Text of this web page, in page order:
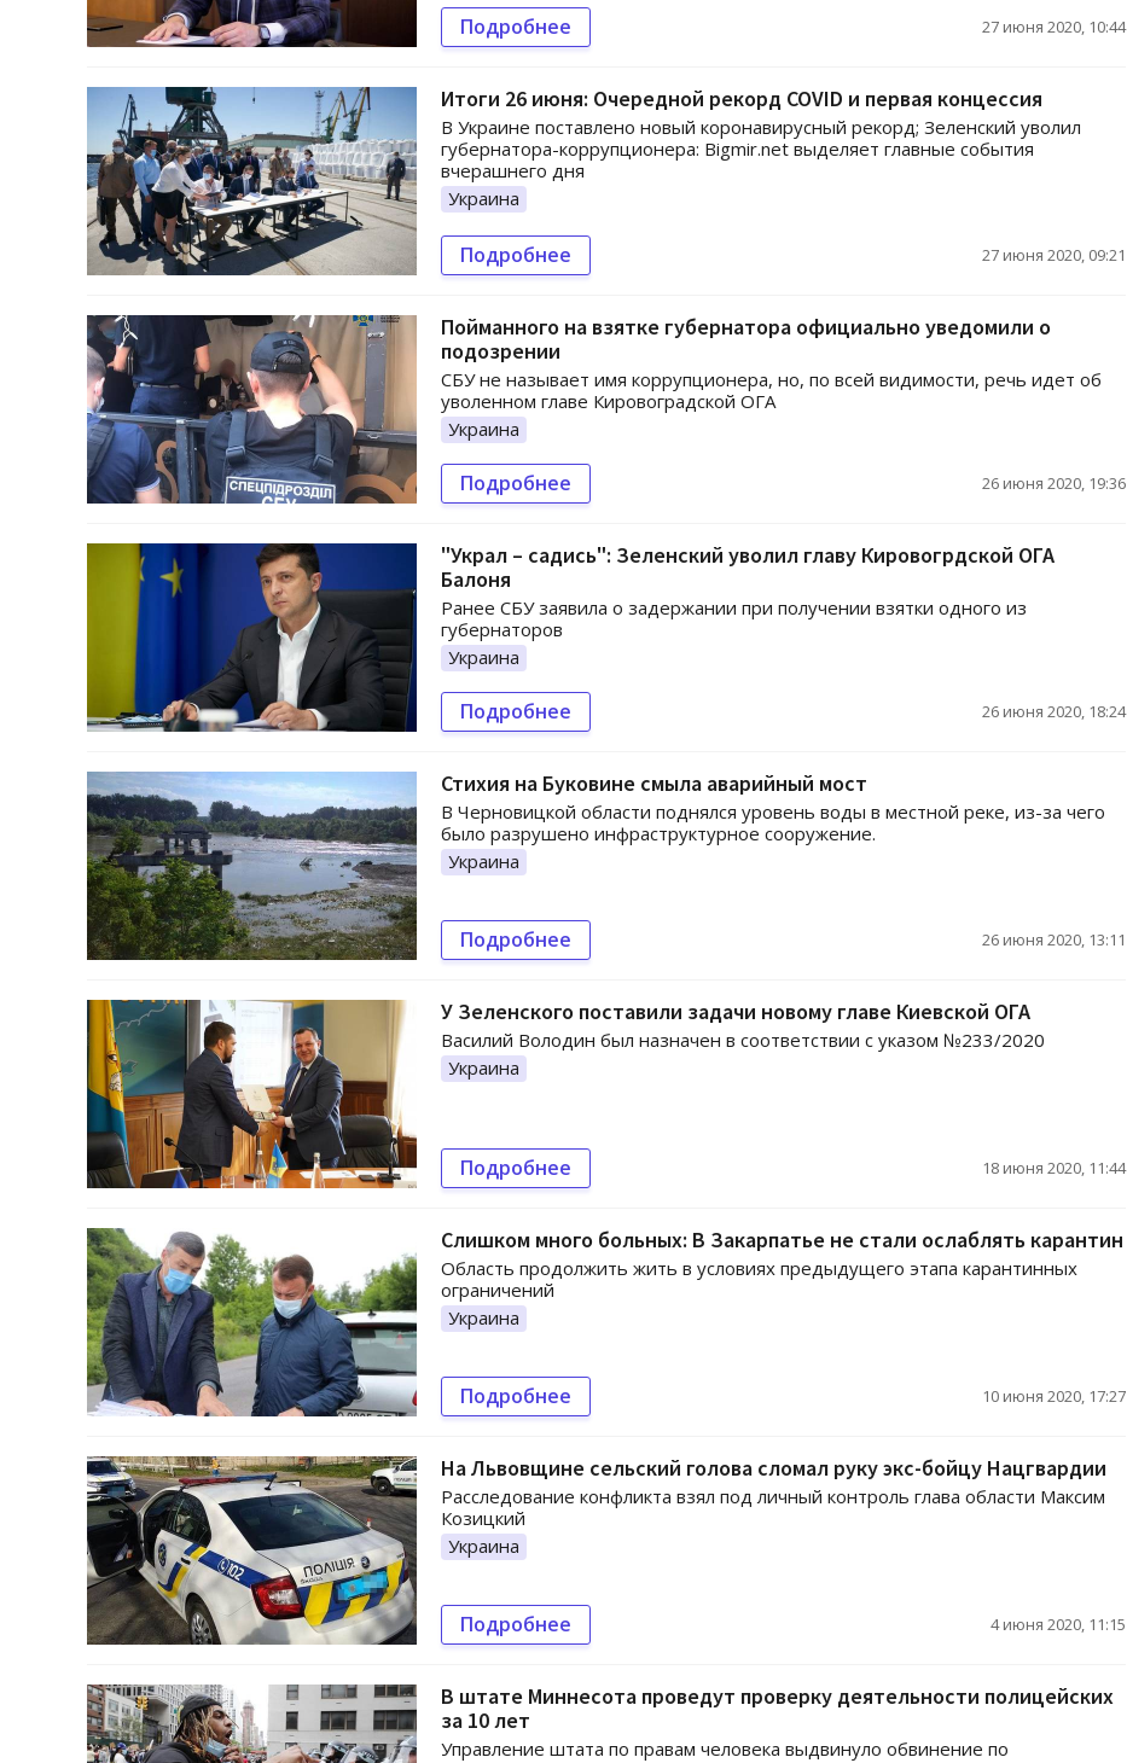
Подробнее 27 июня 2020, 10:44
Итоги 26 июня: Очередной рекорд COVID и первая концессия
В Украине поставлено новый коронавирусный рекорд; Зеленский уволил
губернатора-коррупционера: Bigmir.net выделяет главные события
вчерашнего дня
Украина
Подробнее 27 июня 2020, 09:21
Пойманного на взятке губернатора официально уведомили о
подозрении
СБУ не называет имя коррупционера, но, по всей видимости, речь идет об
уволенном главе Кировоградской ОГА
Украина
Подробнее 26 июня 2020, 19:36
"Украл – садись": Зеленский уволил главу Кировогрдской ОГА
Балоня
Ранее СБУ заявила о задержании при получении взятки одного из
губернаторов
Украина
Подробнее 26 июня 2020, 18:24
Стихия на Буковине смыла аварийный мост
В Черновицкой области поднялся уровень воды в местной реке, из-за чего
было разрушено инфраструктурное сооружение.
Украина
Подробнее 26 июня 2020, 13:11
У Зеленского поставили задачи новому главе Киевской ОГА
Василий Володин был назначен в соответствии с указом №233/2020
Украина
Подробнее 18 июня 2020, 11:44
Слишком много больных: В Закарпатье не стали ослаблять карантин
Область продолжить жить в условиях предыдущего этапа карантинных
ограничений
Украина
Подробнее 10 июня 2020, 17:27
На Львовщине сельский голова сломал руку экс-бойцу Нацгвардии
Расследование конфликта взял под личный контроль глава области Максим
Козицкий
Украина
Подробнее 4 июня 2020, 11:15
В штате Миннесота проведут проверку деятельности полицейских
за 10 лет
Управление штата по правам человека выдвинуло обвинение по